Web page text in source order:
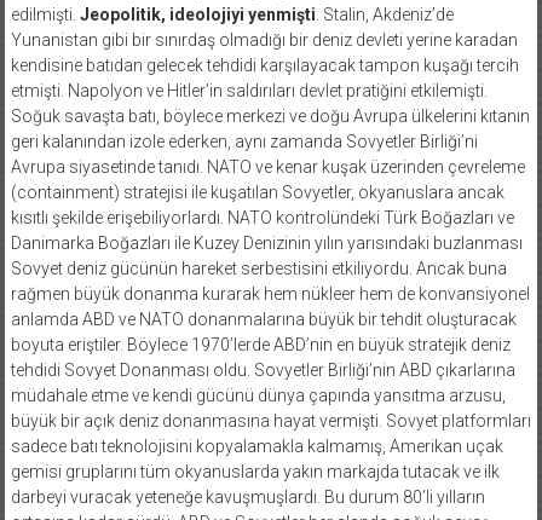
edilmişti. Jeopolitik, ideolojiyi yenmişti . Stalin, Akdeniz’de
Yunanistan gibi bir sınırdaş olmadığı bir deniz devleti yerine karadan
kendisine batıdan gelecek tehdidi karşılayacak tampon kuşağı tercih
etmişti. Napolyon ve Hitler’in saldırıları devlet pratiğini etkilemişti.
Soğuk savaşta batı, böylece merkezi ve doğu Avrupa ülkelerini kıtanın
geri kalanından izole ederken, aynı zamanda Sovyetler Birliği’ni
Avrupa siyasetinde tanıdı. NATO ve kenar kuşak üzerinden çevreleme
(containment) stratejisi ile kuşatılan Sovyetler, okyanuslara ancak
kısıtlı şekilde erişebiliyorlardı. NATO kontrolündeki Türk Boğazları ve
Danimarka Boğazları ile Kuzey Denizinin yılın yarısındaki buzlanması
Sovyet deniz gücünün hareket serbestisini etkiliyordu. Ancak buna
rağmen büyük donanma kurarak hem nükleer hem de konvansiyonel
anlamda ABD ve NATO donanmalarına büyük bir tehdit oluşturacak
boyuta eriştiler. Böylece 1970’lerde ABD’nin en büyük stratejik deniz
tehdidi Sovyet Donanması oldu. Sovyetler Birliği’nin ABD çıkarlarına
müdahale etme ve kendi gücünü dünya çapında yansıtma arzusu,
büyük bir açık deniz donanmasına hayat vermişti. Sovyet platformları
sadece batı teknolojisini kopyalamakla kalmamış, Amerikan uçak
gemisi gruplarını tüm okyanuslarda yakın markajda tutacak ve ilk
darbeyi vuracak yeteneğe kavuşmuşlardı. Bu durum 80’li yılların